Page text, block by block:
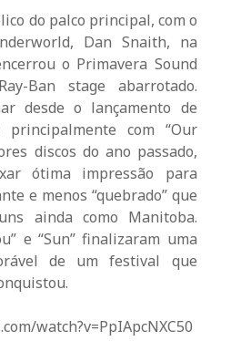
do palco principal, com o
Dan Snaith, na
o Primavera Sound
Ban stage abarrotado.
desde o lançamento de
principalmente com “Our
discos do ano passado,
ótima impressão para
e menos “quebrado” que
ainda como Manitoba.
e “Sun” finalizaram uma
de um festival que
watch?v=PpIApcNXC50